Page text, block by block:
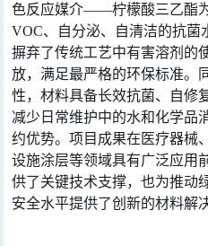
色反应媒介——柠檬酸三乙酯
VOC、自分泌、自清洁的抗菌
摒弃了传统工艺中有害溶剂的
放，满足最严格的环保标准。
性，材料具备长效抗菌、自修
减少日常维护中的水和化学品
约优势。项目成果在医疗器械
设施涂层等领域具有广泛应用
供了关键技术支撑，也为推动
安全水平提供了创新的材料解